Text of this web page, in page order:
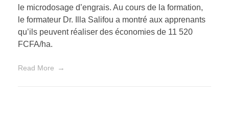
le microdosage d’engrais. Au cours de la formation,
le formateur Dr. Illa Salifou a montré aux apprenants
qu’ils peuvent réaliser des économies de 11 520
FCFA/ha.
Read More